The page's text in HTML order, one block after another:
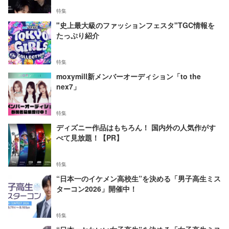
特集
"史上最大級のファッションフェスタ"TGC情報を
たっぷり紹介
特集
moxymill新メンバーオーディション「to the
nex7」
特集
ディズニー作品はもちろん！ 国内外の人気作がす
べて見放題！【PR】
特集
“日本一のイケメン高校生”を決める「男子高生ミス
ターコン2026」開催中！
特集